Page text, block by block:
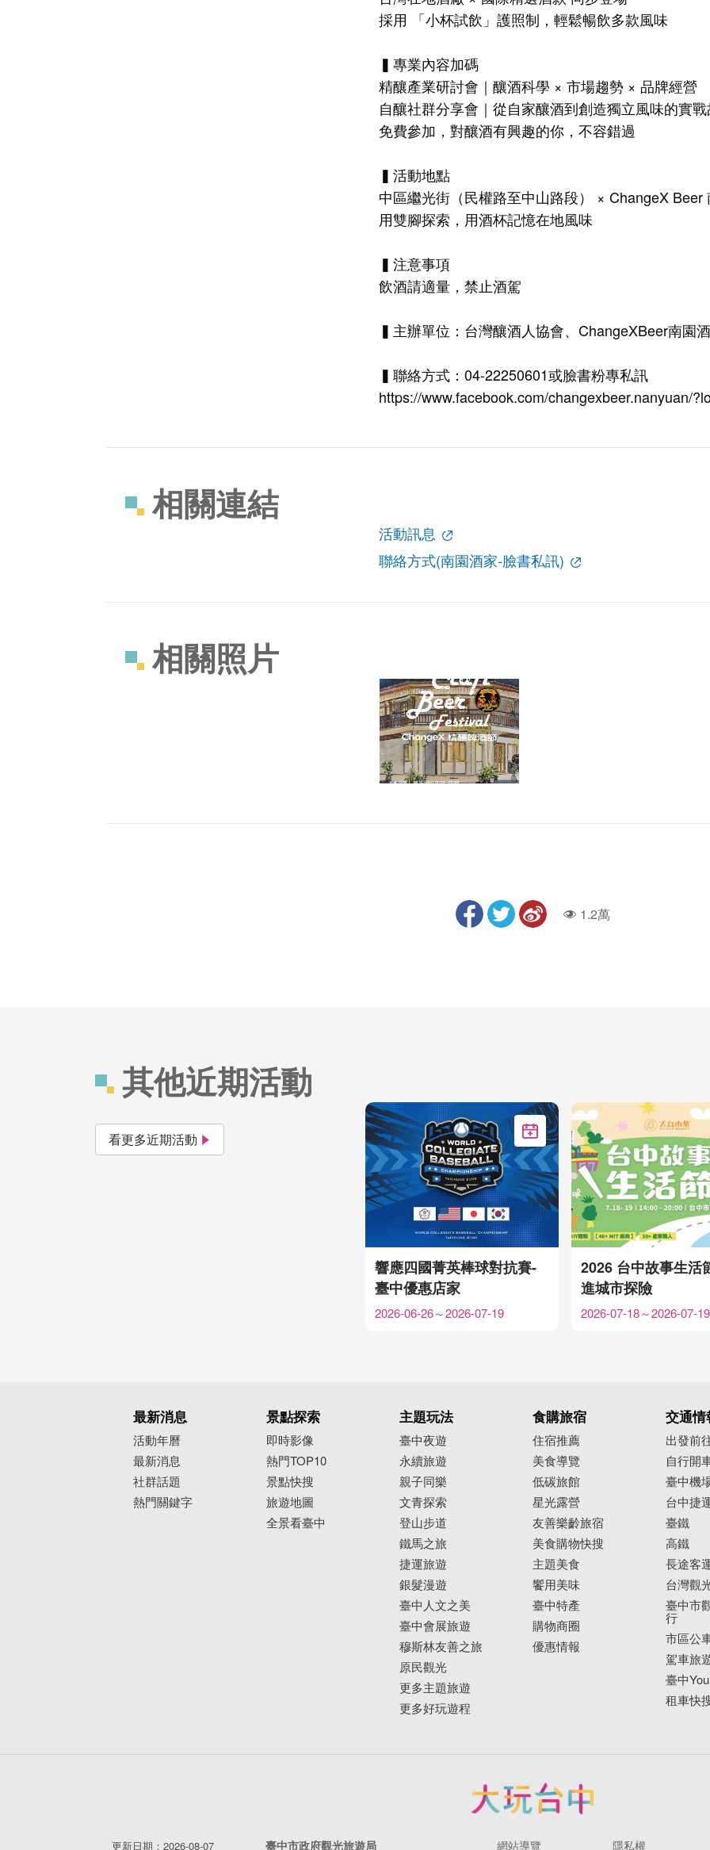
採用 「小杯試飲」護照制，輕鬆暢飲多款風味
▍專業內容加碼
精釀產業研討會｜釀酒科學 × 市場趨勢 × 品牌經營
自釀社群分享會｜從自家釀酒到創造獨立風味的實
免費參加，對釀酒有興趣的你，不容錯過
▍活動地點
中區繼光街（民權路至中山路段） × ChangeX Beer
用雙腳探索，用酒杯記憶在地風味
▍注意事項
飲酒請適量，禁止酒駕
▍主辦單位：台灣釀酒人協會、ChangeXBeer南園
▍聯絡方式：04-22250601或臉書粉專私訊
https://www.facebook.com/changexbeer.nanyuan/
相關連結
活動訊息
聯絡方式(南園酒家-臉書私訊)
相關照片
人氣1.2萬
其他近期活動
看更多近期活動
響應四國菁英棒球對抗賽-
臺中優惠店家
2026-06-26～2026-07-19
加入Google行事曆
2026 台中故事生活
進城市探險
2026-07-18～2026-07-19
最新消息
活動年曆
最新消息
社群話題
熱門關鍵字
景點探索
即時影像
熱門TOP10
景點快搜
旅遊地圖
全景看臺中
主題玩法
臺中夜遊
永續旅遊
親子同樂
文青探索
登山步道
鐵馬之旅
捷運旅遊
銀髮漫遊
臺中人文之美
臺中會展旅遊
穆斯林友善之旅
原民觀光
更多主題旅遊
更多好玩遊程
食購旅宿
住宿推薦
美食導覽
低碳旅館
星光露營
友善樂齡旅宿
美食購物快搜
主題美食
饗用美味
臺中特產
購物商圈
優惠情報
交通情
出發前
自行開
臺中機
台中捷
臺鐵
高鐵
長途客
台灣觀
臺中市
行
市區公
駕車旅
臺中
租車快
更新日期：2026-08-07 臺中市政府觀光旅遊局 網站導覽 隱私權